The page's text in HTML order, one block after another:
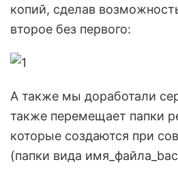
копий, сделав
второе без первого:
А также мы доработали
также перемещает папки
которые создаются при
(папки вида